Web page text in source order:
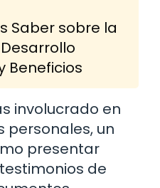
Saber sobre la
Beneficios
involucrado en
personales, un
presentar
de